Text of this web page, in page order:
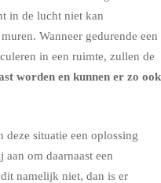
in de lucht niet kan
Wanneer gedurende een
in een ruimte, zullen de
worden en kunnen er zo ook
situatie een oplossing
om daarnaast een
namelijk niet, dan is er